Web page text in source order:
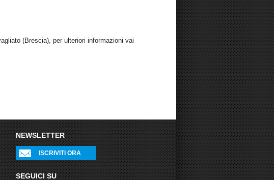
(Brescia), per ulteriori informazioni vai
NEWSLETTER
ISCRIVITI ORA
SEGUICI SU